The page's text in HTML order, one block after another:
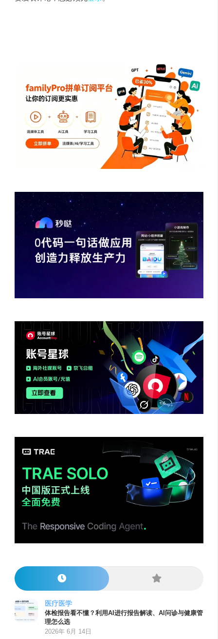
医疗医学
体检报告看不懂？利用AI进行报告解读、AI问诊与健康管
理怎么选
2026年 6月 14日